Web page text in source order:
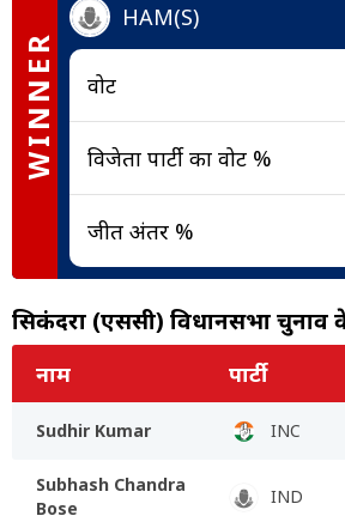
WINNER
HAM(S)
वोट
विजेता पार्टी का वोट %
जीत अंतर %
सिकंदरा (एससी) विधानसभा चुनाव
नाम पार्टी
Sudhir Kumar INC
Subhash Chandra
Bose
IND